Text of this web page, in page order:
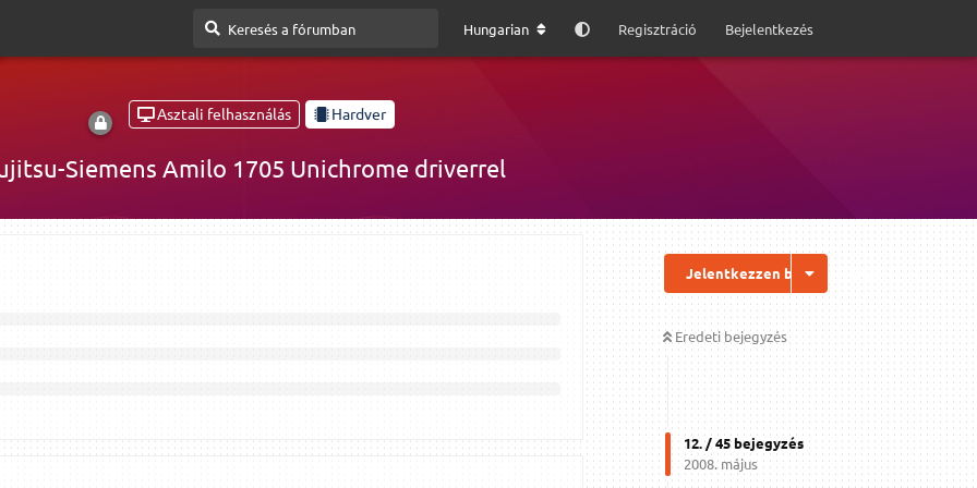
Hungarian Regisztráció Bejelentkezés
Asztali felhasználás Hardver
Siemens Amilo 1705 Unichrome driverrel
Jelentkezzen be a válaszhoz
Eredeti bejegyzés
12. /45bejegyzés
2008. május